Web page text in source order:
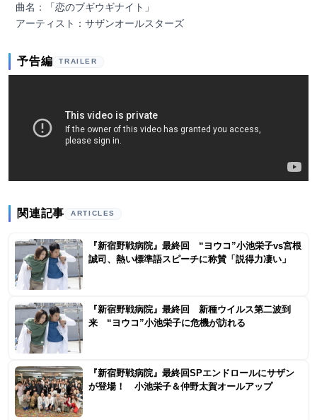
曲名：「恋のブギウギナイト」
アーティスト：サザンオールスターズ
予告編 TRAILER
関連記事 ARTICLES
『新宿野戦病院』最終回 “ヨウコ”小池栄子vs宮根
誠司、熱い標準語スピーチに称賛「説得力凄い」
『新宿野戦病院』最終回 新種ウイルス第二波到
来 “ヨウコ”小池栄子に危機が訪れる
『新宿野戦病院』最終回SPエンドロールにサザン
が登場！ 小池栄子＆仲野太賀オールアップ